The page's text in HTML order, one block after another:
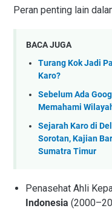
Peran penting lain
BACA JUGA
Turang Kok Jadi
Karo?
Sebelum Ada
Memahami
Sejarah Karo di
Sorotan, Kajian
Sumatra Timur
Penasehat Ahli
Indonesia